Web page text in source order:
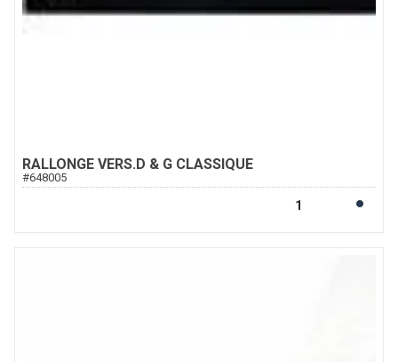
RALLONGE VERS.D & G CLASSIQUE
#648005